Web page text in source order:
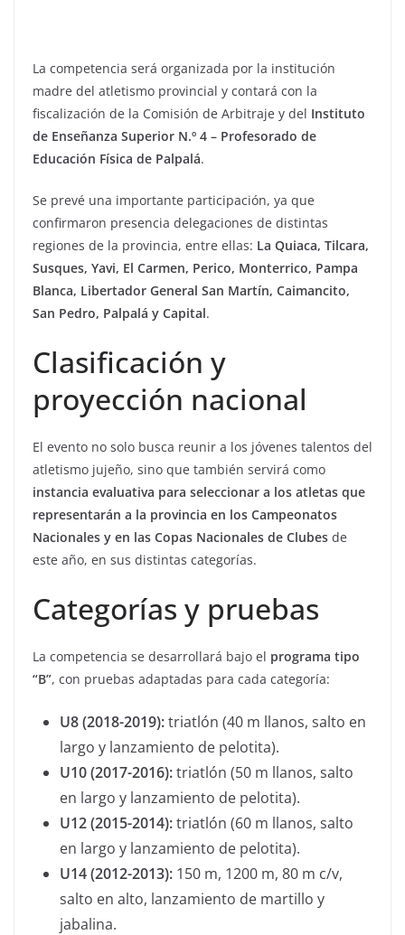
La competencia será organizada por la institución
madre del atletismo provincial y contará con la
fiscalización de la Comisión de Arbitraje y del Instituto
de Enseñanza Superior N.º 4 – Profesorado de
Educación Física de Palpalá.
Se prevé una importante participación, ya que
confirmaron presencia delegaciones de distintas
regiones de la provincia, entre ellas: La Quiaca, Tilcara,
Susques, Yavi, El Carmen, Perico, Monterrico, Pampa
Blanca, Libertador General San Martín, Caimancito,
San Pedro, Palpalá y Capital.
Clasificación y
proyección nacional
El evento no solo busca reunir a los jóvenes talentos del
atletismo jujeño, sino que también servirá como
instancia evaluativa para seleccionar a los atletas que
representarán a la provincia en los Campeonatos
Nacionales y en las Copas Nacionales de Clubes de
este año, en sus distintas categorías.
Categorías y pruebas
La competencia se desarrollará bajo el programa tipo
“B”, con pruebas adaptadas para cada categoría:
U8 (2018-2019):triatlón (40 m llanos, salto en
largo y lanzamiento de pelotita).
U10 (2017-2016):triatlón (50 m llanos, salto
en largo y lanzamiento de pelotita).
U12 (2015-2014):triatlón (60 m llanos, salto
en largo y lanzamiento de pelotita).
U14 (2012-2013): 150 m, 1200 m, 80 m c/v,
salto en alto, lanzamiento de martillo y
jabalina.